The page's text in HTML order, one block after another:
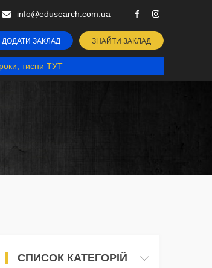
info@edusearch.com.ua
ДОДАТИ ЗАКЛАД ЗНАЙТИ ЗАКЛАД
тисни ТУТ
СПИСОК КАТЕГОРІЙ